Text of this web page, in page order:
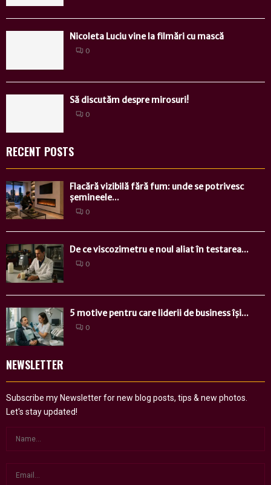
Nicoleta Luciu vine la filmări cu mască
0
Să discutăm despre mirosuri!
0
RECENT POSTS
Flacără vizibilă fără fum: unde se potrivesc
șemineele...
0
De ce viscozimetru e noul aliat în testarea...
0
5 motive pentru care liderii de business își...
0
NEWSLETTER
Subscribe my Newsletter for new blog posts, tips & new photos.
Let's stay updated!